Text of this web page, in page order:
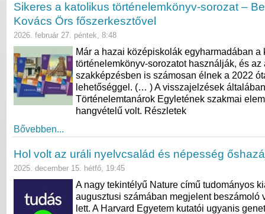
Sikeres a katolikus történelemkönyv-sorozat –
Kovács Örs főszerkesztővel
2026. február 27. péntek, 8:48
Már a hazai középiskolák egyharmadában a
történelemkönyv-sorozatot használják, és az
szakképzésben is számosan élnek a 2022
lehetőséggel. (… ) A visszajelzések
Történelemtanárok Egyletének szakmai
hangvételű volt. Részletek
Bővebben...
Hol volt az uráli nyelvcsalád és népesség
2025. december 15. hétfő, 19:45
A nagy tekintélyű Nature című tudományos
augusztusi számában megjelent beszámoló
lett. A Harvard Egyetem kutatói ugyanis